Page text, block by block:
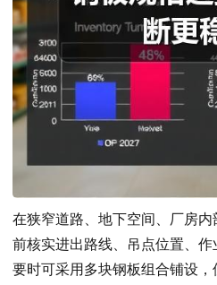
在狭窄道路、地下空间、厂房
前核实进出路线、吊点位置、
要时可采用多块钢板组合铺设